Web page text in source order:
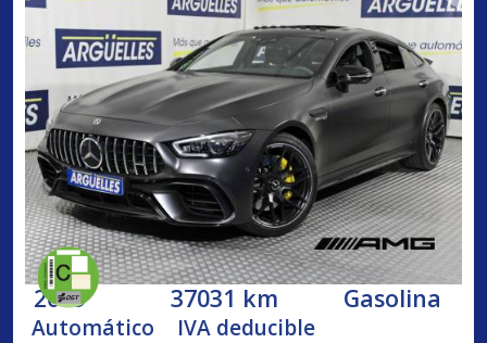
2019 37031 km Gasolina
Automático IVA deducible